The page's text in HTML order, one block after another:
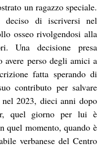
un ragazzo speciale.
deciso di iscriversi nel
osseo rivolgendosi alla
Una decisione presa
avere perso degli amici a
fatta sperando di
contributo per salvare
2023, dieci anni dopo
quel giorno per lui è
quel momento, quando è
verbanese del Centro